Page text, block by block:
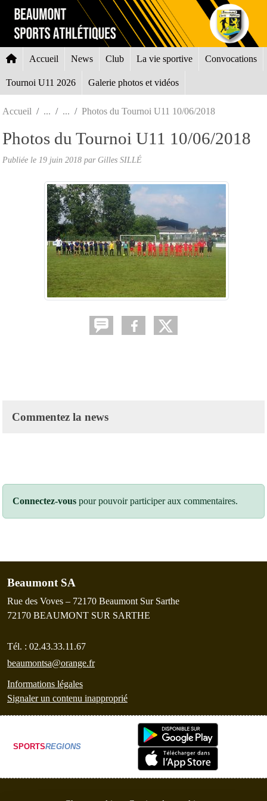
Accueil News Club La vie sportive Convocations
Tournoi U11 2026 Galerie photos et vidéos
Accueil Photos du Tournoi U11 10/06/2018
Photos du Tournoi U11 10/06/2018
Publiée le 19 juin 2018 par Gilles SILLÉ
Commentez la news
Connectez-vous pour pouvoir participer aux commentaires.
Beaumont SA
Rue des Voves – 72170 Beaumont Sur Sarthe
72170 BEAUMONT SUR SARTHE
Tél. : 02.43.33.11.67
beaumontsa@orange.fr
Informations légales
Signaler un contenu inapproprié
SPORTSREGIONS
Panneau de gestion des cookies